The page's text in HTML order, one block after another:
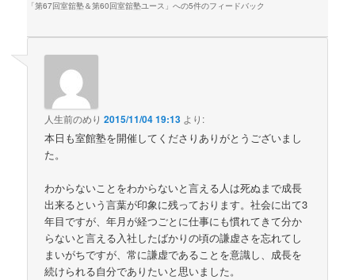
「第67回室舘塾＆第60回室舘塾ユース 」への5件のフィードバック
人生前のめり 2015/11/04 19:13 より:
本日も室館塾を開催してくださりありがとうございまし
た。
わからないことをわからないと言える人は死ぬまで成長
出来るという言葉が印象に残っております。社会に出て3
年目ですが、年月が経つごとに仕事にも慣れてきて分か
らないと言える入社したばかりの頃の謙虚さを忘れてし
まいがちですが、常に謙虚であることを意識し、成長を
続けられる自分でありたいと思いました。